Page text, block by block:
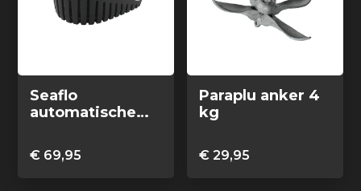
Seaflo
automatische
750
€ 69,95
Paraplu anker 4
kg
€ 29,95